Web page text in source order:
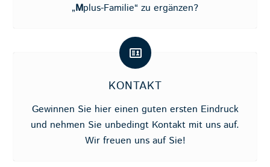
„Mplus-Familie“ zu ergänzen?
KONTAKT
Gewinnen Sie hier einen guten ersten Eindruck
und nehmen Sie unbedingt Kontakt mit uns auf.
Wir freuen uns auf Sie!